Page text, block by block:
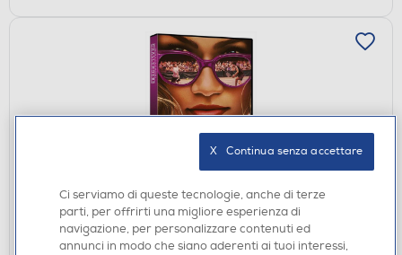
FILM DVD
WARNER HOME VIDEO - Challengers
€ 4,90
Ci serviamo di queste tecnologie, anche di terze
parti, per offrirti una migliore esperienza di
navigazione, per personalizzare contenuti ed
annunci in modo che siano aderenti ai tuoi interessi,
X   Continua senza accettare